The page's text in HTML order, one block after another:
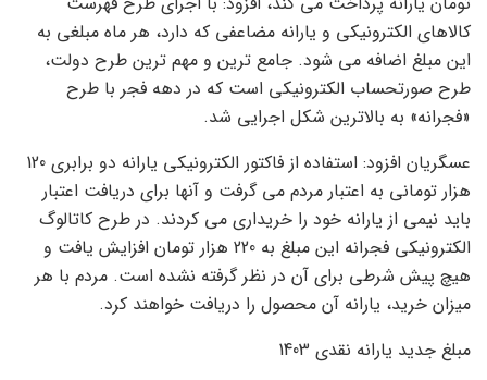
کالاهای الکترونیکی و یارانه مضاعفی که دارد، هر ماه مبلغی به
این مبلغ اضافه می شود. جامع ترین و مهم ترین طرح دولت،
طرح صورتحساب الکترونیکی است که در دهه فجر با طرح
«فجرانه» به بالاترین شکل اجرایی شد.
عسگریان افزود: استفاده از فاکتور الکترونیکی یارانه دو برابری 120
هزار تومانی به اعتبار مردم می گرفت و آنها برای دریافت اعتبار
باید نیمی از یارانه خود را خریداری می کردند. در طرح کاتالوگ
الکترونیکی فجرانه این مبلغ به 220 هزار تومان افزایش یافت و
هیچ پیش شرطی برای آن در نظر گرفته نشده است. مردم با هر
میزان خرید، یارانه آن محصول را دریافت خواهند کرد.
مبلغ جدید یارانه نقدی 1403